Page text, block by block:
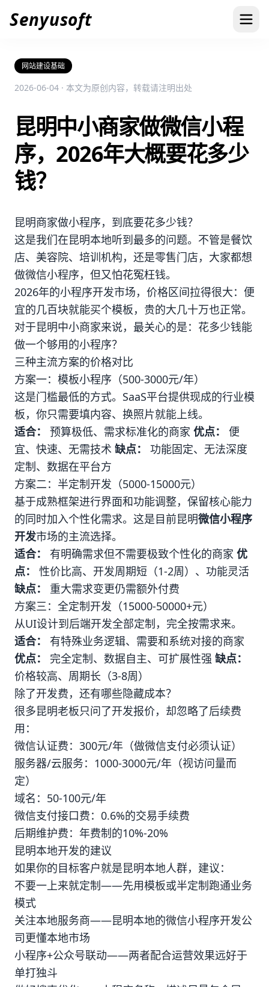
Senyusoft
网站建设基础
2026-06-04 · 本文为原创内容，转载请注明出处
昆明中小商家做微信小程
序，2026年大概要花多少
钱？
昆明商家做小程序，到底要花多少钱？
这是我们在昆明本地听到最多的问题。不管是餐饮
店、美容院、培训机构，还是零售门店，大家都想
做微信小程序，但又怕花冤枉钱。
2026年的小程序开发市场，价格区间拉得很大：便
宜的几百块就能买个模板，贵的大几十万也正常。
对于昆明中小商家来说，最关心的是：花多少钱能
做一个够用的小程序？
三种主流方案的价格对比
方案一：模板小程序（500-3000元/年）
这是门槛最低的方式。SaaS平台提供现成的行业模
板，你只需要填内容、换照片就能上线。
适合：
预算极低、需求标准化的商家 优点：
便
宜、快速、无需技术 缺点：
功能固定、无法深度
定制、数据在平台方
方案二：半定制开发（5000-15000元）
基于成熟框架进行界面和功能调整，保留核心能力
的同时加入个性化需求。这是目前昆明微信小程序
开发市场的主流选择。
适合：
有明确需求但不需要极致个性化的商家 优
点：
性价比高、开发周期短（1-2周）、功能灵活
缺点：
重大需求变更仍需额外付费
方案三：全定制开发（15000-50000+元）
从UI设计到后端开发全部定制，完全按需求来。
适合：
有特殊业务逻辑、需要和系统对接的商家
优点：
完全定制、数据自主、可扩展性强 缺点：
价格较高、周期长（3-8周）
除了开发费，还有哪些隐藏成本？
很多昆明老板只问了开发报价，却忽略了后续费
用：
微信认证费：300元/年（做微信支付必须认证）
服务器/云服务：1000-3000元/年（视访问量而
定）
域名：50-100元/年
微信支付接口费：0.6%的交易手续费
后期维护费：年费制的10%-20%
昆明本地开发的建议
如果你的目标客户就是昆明本地人群，建议：
不要一上来就定制——先用模板或半定制跑通业务
模式
关注本地服务商——昆明本地的微信小程序开发公
司更懂本地市场
小程序+公众号联动——两者配合运营效果远好于
单打独斗